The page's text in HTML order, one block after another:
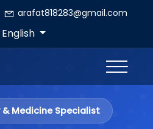
arafat818283@gmail.com
English
Medicine Specialist